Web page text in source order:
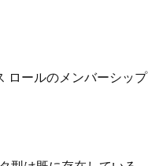
ロールのメンバーシップ